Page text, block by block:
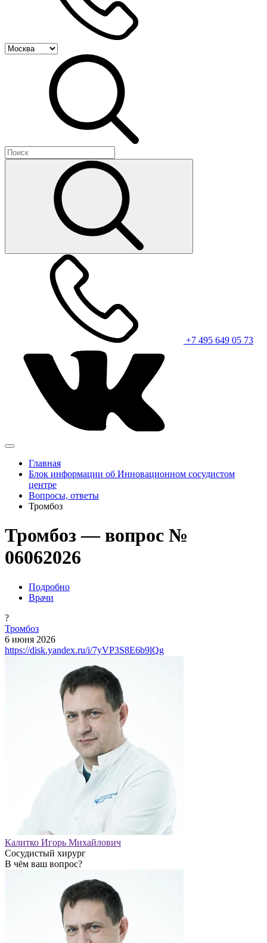
+7 495 649 05 73
Главная
Блок информации об Инновационном сосудистом
центре
Вопросы, ответы
Тромбоз
Тромбоз — вопрос №
06062026
Подробно
Врачи
?
Тромбоз
6 июня 2026
https://disk.yandex.ru/i/7yVP3S8E6b9lQg
Калитко Игорь Михайлович
Сосудистый хирург
В чём ваш вопрос?